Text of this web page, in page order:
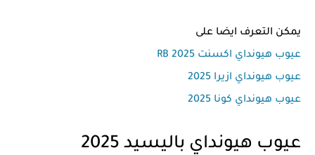
يمكن التعرف ايضا على
عيوب هيونداي اكسنت RB 2025
عيوب هيونداي ازيرا 2025
عيوب هيونداي كونا 2025
عيوب هيونداي باليسيد 2025